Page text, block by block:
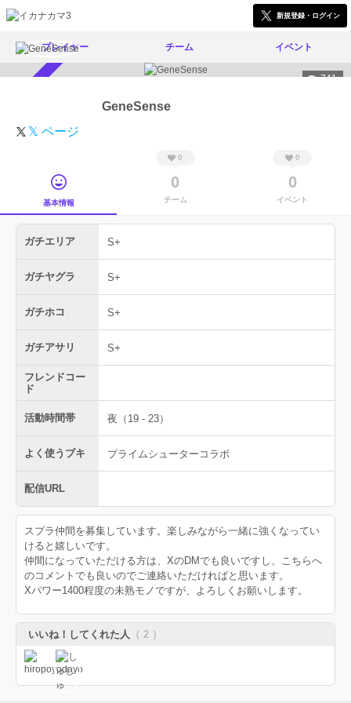
新規登録・ログイン
プレイヤー チーム イベント
741
GeneSense
𝕏 ページ
基本情報
0
0
チーム
0
0
イベント
ガチエリア S+
ガチヤグラ S+
ガチホコ S+
ガチアサリ S+
フレンドコー
ド
活動時間帯 夜（19 - 23）
よく使うブキ プライムシューターコラボ
配信URL
スプラ仲間を募集しています。楽しみながら一緒に強くなってい
けると嬉しいです。
仲間になっていただける方は、XのDMでも良いですし、こちらへ
のコメントでも良いのでご連絡いただければと思います。
Xパワー1400程度の未熟モノですが、よろしくお願いします。
いいね！してくれた人 （ 2 ）